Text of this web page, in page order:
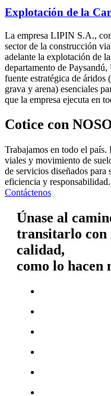
Explotación de la
La empresa LIPIN S.A.,
sector de la construcción
adelante la explotación de
departamento de
fuente estratégica de áridos
grava y arena) esenciales
que la empresa ejecuta en
Cotice con
Trabajamos en todo el país.
viales y movimiento de
de servicios diseñados para
eficiencia y responsabilidad.
Contáctenos
Únase al
transitarlo
calidad,
como lo hacen